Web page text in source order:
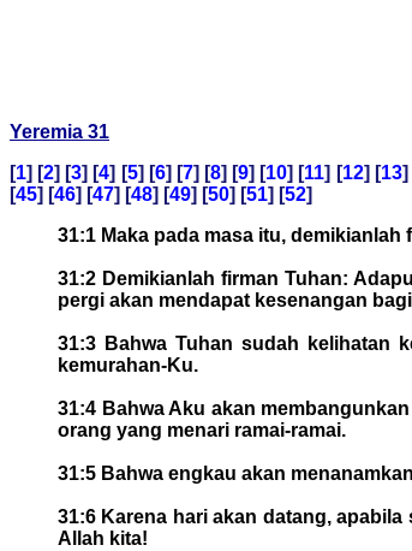
Yeremia 31
[1] [2] [3] [4] [5] [6] [7] [8] [9] [10] [11] [12] [13]
[45] [46] [47] [48] [49] [50] [51] [52]
31:1 Maka pada masa itu,
31:2 Demikianlah firman Tuhan:
pergi akan mendapat kesenangan
31:3 Bahwa Tuhan sudah kelihatan
kemurahan-Ku.
31:4 Bahwa Aku akan
orang yang menari ramai-ramai.
31:5 Bahwa engkau akan
31:6 Karena hari akan datang,
Allah kita!